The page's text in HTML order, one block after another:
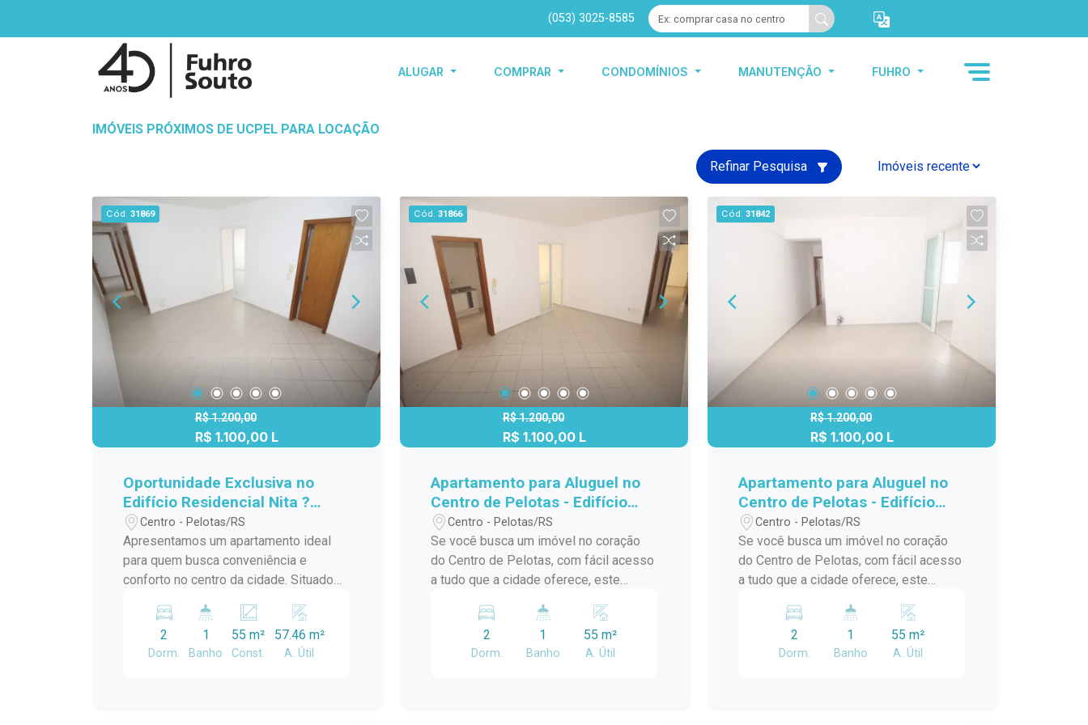
(053) 3025-8585
ALUGAR COMPRAR CONDOMÍNIOS MANUTENÇÃO FUHRO
IMÓVEIS PRÓXIMOS DE UCPEL PARA LOCAÇÃO
Refinar Pesquisa
Cód. 31869
R$ 1.200,00
R$ 1.100,00 L
Oportunidade Exclusiva no
Edifício Residencial Nita ?
Apartamento Espaçoso no
Coração da Cidade
Centro - Pelotas/RS
Apresentamos um apartamento ideal
para quem busca conveniência e
conforto no centro da cidade. Situado
imóvel é uma excelente escolha para
quem deseja estar próximo de tudo o
que precisa. Principais Características
2
Dorm.
1
Banho
55 m²
Const.
57.46 m²
A. Útil
Cód. 31866
R$ 1.200,00
R$ 1.100,00 L
Apartamento para Aluguel no
Centro de Pelotas - Edifício
Nita Ótima Oportunidade!
Centro - Pelotas/RS
Se você busca um imóvel no coração
do Centro de Pelotas, com fácil acesso
a tudo que a cidade oferece, este
Localizado na Rua Padre Anchieta,
próximo à Praça Coronel Pedro Osório
e à UCPel, oferece praticidade, conforto
2
Dorm.
1
Banho
55 m²
A. Útil
Cód. 31842
R$ 1.200,00
R$ 1.100,00 L
Apartamento para Aluguel no
Centro de Pelotas - Edifício
Nita Ótima Oportunidade!
Centro - Pelotas/RS
Se você busca um imóvel no coração
do Centro de Pelotas, com fácil acesso
a tudo que a cidade oferece, este
Localizado na Rua Padre Anchieta,
próximo à Praça Coronel Pedro Osório
e à UCPel, oferece praticidade, conforto
2
Dorm.
1
Banho
55 m²
A. Útil